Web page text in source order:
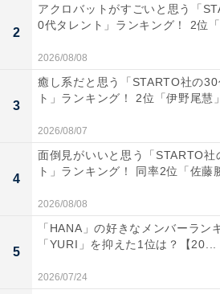
第2位：佐倉想（目黒蓮／32票
僅差で2位にランクインしたのは
ん）でした。18歳のときに難聴に
2
アクロバットがすごいと思う「
0代タレント」ランキング！ 2位「
2026/08/08
3
癒し系だと思う「STARTO社の30
ト」ランキング！ 2位「伊野尾慧
2026/08/07
4
面倒見がいいと思う「STARTO社
ト」ランキング！ 同率2位「佐藤
2026/08/08
5
「HANA」の好きなメンバーラン
「YURI」を抑えた1位は？【20...
2026/07/24